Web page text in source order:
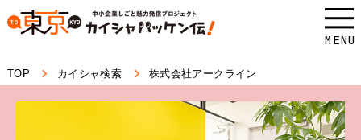
本
ス
MENU
TOP カイシャ検索 株式会社アークライン